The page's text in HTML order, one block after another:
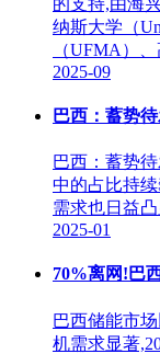
纳斯大学（
（UFMA）
2025-09
巴西：蓄势
巴西：蓄势
中的占比持
需求也日益凸
2025-01
70%离网!巴
巴西储能市
机需求显著